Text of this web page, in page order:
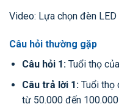
Video: Lựa chọn đèn
Câu hỏi thường gặp
Câu hỏi 1:Tuổi thọ
Câu trả lời 1:Tuổi thọ
từ 50.000 đến